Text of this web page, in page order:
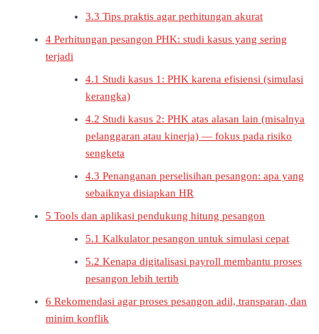
3.3 Tips praktis agar perhitungan akurat
4 Perhitungan pesangon PHK: studi kasus yang sering
terjadi
4.1 Studi kasus 1: PHK karena efisiensi (simulasi
kerangka)
4.2 Studi kasus 2: PHK atas alasan lain (misalnya
pelanggaran atau kinerja) — fokus pada risiko
sengketa
4.3 Penanganan perselisihan pesangon: apa yang
sebaiknya disiapkan HR
5 Tools dan aplikasi pendukung hitung pesangon
5.1 Kalkulator pesangon untuk simulasi cepat
5.2 Kenapa digitalisasi payroll membantu proses
pesangon lebih tertib
6 Rekomendasi agar proses pesangon adil, transparan, dan
minim konflik